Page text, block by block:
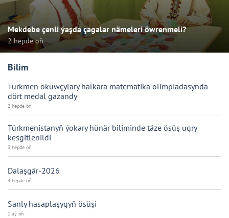
Mekdebe çenli ýaşda çagalar nämeleri öwrenmeli?
2 hepde öň
Bilim
Türkmen okuwçylary halkara matematika olimpiadasynda
dört medal gazandy
2 hepde öň
Türkmenistanyň ýokary hünär biliminde täze ösüş ugry
kesgitlenildi
3 hepde öň
Dalaşgär-2026
4 hepde öň
Sanly hasaplaşygyň ösüşi
1 aý öň